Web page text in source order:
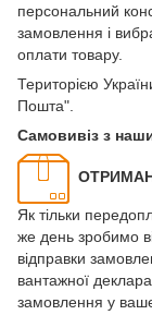
персональний
замовлення і
оплати товару.
Територією
Пошта".
Самовивіз з
Як тільки
же день зробимо
відправки
вантажної
замовлення у